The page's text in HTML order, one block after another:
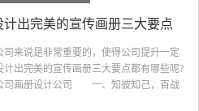
出完美的宣传画册三大要点
来说是非常重要的，使得公司提升一定
出完美的宣传画册三大要点都有哪些呢?
司画册设计公司 一、知彼知己，百战